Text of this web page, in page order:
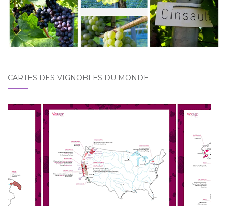
CARTES DES VIGNOBLES DU MONDE